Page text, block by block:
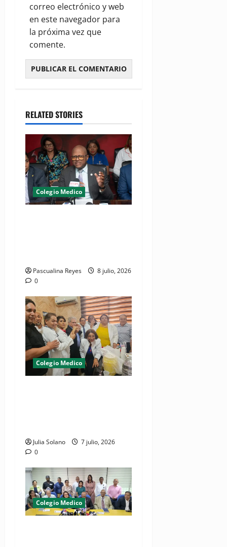
correo electrónico y web
en este navegador para
la próxima vez que
comente.
RELATED STORIES
Colegio Medico
Pascualina Reyes
8 julio, 2026
0
Colegio Medico
Julia Solano
7 julio, 2026
0
Colegio Medico